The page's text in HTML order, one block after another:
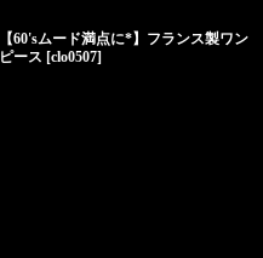
【60'sムード満点に*】フランス製ワン
ピース [clo0507]